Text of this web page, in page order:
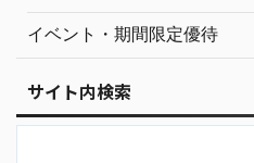
イベント・期間限定優待
サイト内検索